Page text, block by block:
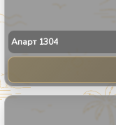
Апарт 1304